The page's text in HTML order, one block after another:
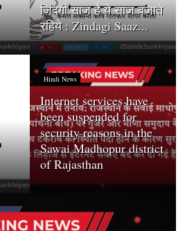
जिंदगी साज है ये साज बजाते
रहिये : Zindagi Saaz...
Hindi News
Internet services have
been suspended for
security reasons in the
Sawai Madhopur district
of Rajasthan